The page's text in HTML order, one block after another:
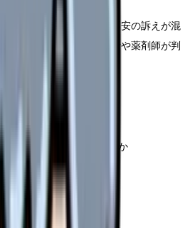
、副作用、病状変化、不安の訴えが混
で残すことで、次勤務者や薬剤師が判
ト
更理由を説明してくれるか
ーがあるか
任せないか
を追えるか